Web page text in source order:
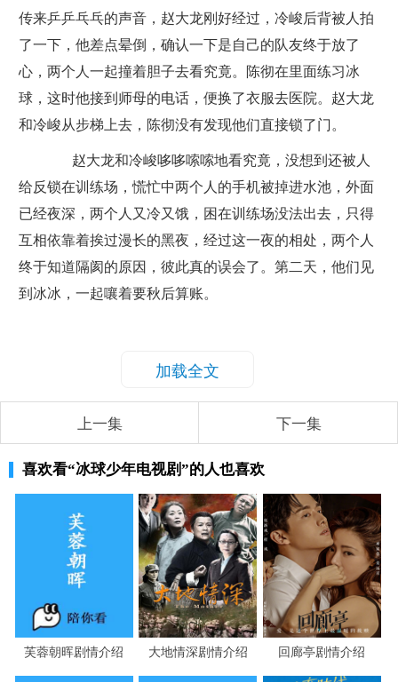
传来乒乒乓乓的声音，赵大龙刚好经过，冷峻后背被人拍
了一下，他差点晕倒，确认一下是自己的队友终于放了
心，两个人一起撞着胆子去看究竟。陈彻在里面练习冰
球，这时他接到师母的电话，便换了衣服去医院。赵大龙
和冷峻从步梯上去，陈彻没有发现他们直接锁了门。
赵大龙和冷峻哆哆嗦嗦地看究竟，没想到还被人
给反锁在训练场，慌忙中两个人的手机被掉进水池，外面
已经夜深，两个人又冷又饿，困在训练场没法出去，只得
互相依靠着挨过漫长的黑夜，经过这一夜的相处，两个人
终于知道隔阂的原因，彼此真的误会了。第二天，他们见
到冰冰，一起嚷着要秋后算账。
加载全文
上一集 下一集
喜欢看“冰球少年电视剧”的人也喜欢
芙蓉朝晖剧情介绍 大地情深剧情介绍 回廊亭剧情介绍